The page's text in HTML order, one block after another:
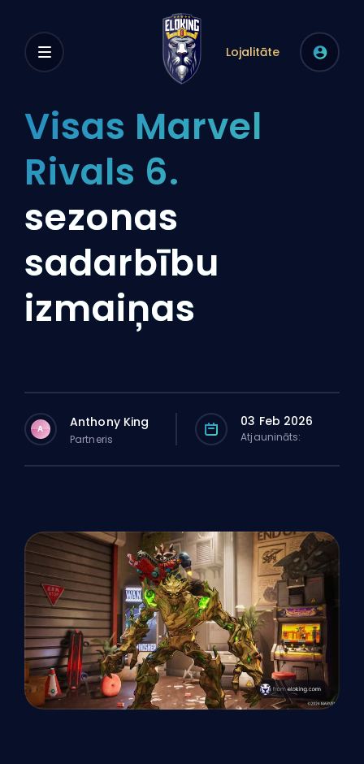
Lojalitāte
Visas Marvel
Rivals 6.
sezonas
sadarbību
izmaiņas
A Anthony King
Partneris
03 Feb 2026
Atjaunināts: